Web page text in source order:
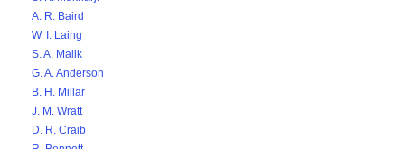
A. R. Baird
W. I. Laing
S. A. Malik
G. A. Anderson
B. H. Millar
J. M. Wratt
D. R. Craib